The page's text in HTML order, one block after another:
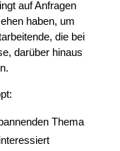
auf Anfragen
haben, um
die bei
darüber hinaus
Thema